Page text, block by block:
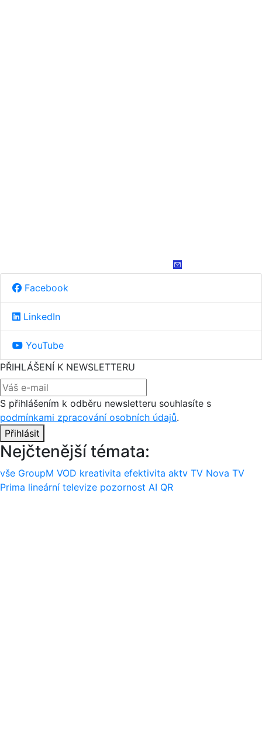
Facebook
LinkedIn
YouTube
PŘIHLÁŠENÍ K NEWSLETTERU
S přihlášením k odběru newsletteru souhlasíte s
podmínkami zpracování osobních údajů.
Přihlásit
Nejčtenější témata:
vše GroupM VOD kreativita efektivita aktv TV Nova TV
Prima lineární televize pozornost AI QR